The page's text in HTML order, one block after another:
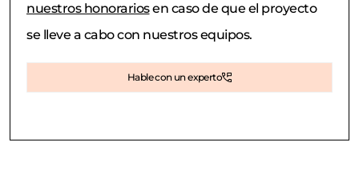
nuestros honorariosen caso de que el proyecto
se lleve a cabo con nuestros equipos.
Hable con un experto